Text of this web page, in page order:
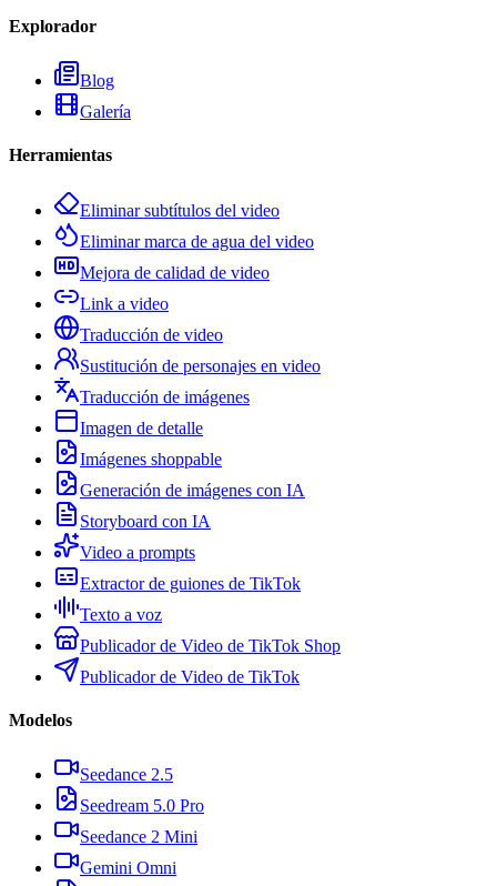
Explorador
Blog
Galería
Herramientas
Eliminar subtítulos del video
Eliminar marca de agua del video
Mejora de calidad de video
Link a video
Traducción de video
Sustitución de personajes en video
Traducción de imágenes
Imagen de detalle
Imágenes shoppable
Generación de imágenes con IA
Storyboard con IA
Video a prompts
Extractor de guiones de TikTok
Texto a voz
Publicador de Video de TikTok Shop
Publicador de Video de TikTok
Modelos
Seedance 2.5
Seedream 5.0 Pro
Seedance 2 Mini
Gemini Omni